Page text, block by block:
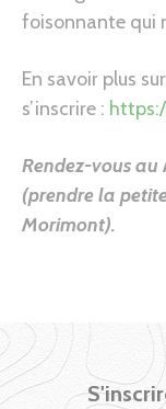
foisonnante qui
En savoir plus
s’inscrire :
Rendez-vous au
(prendre la
Morimont).